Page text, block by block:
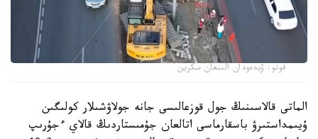
فوتو: ۆيدەودان الىنعان سكرين
الماتى قالاسىنىڭ جول قوزعالىسى جانە جولاۋشىلار كولىگىن
ۇيىمداستىرۋ باسقارماسى اتالعان جۇمىستاردىڭ قالاي ءجۇرىپ